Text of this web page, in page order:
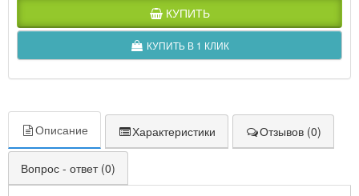
КУПИТЬ
КУПИТЬ В 1 КЛИК
Описание Характеристики Отзывов (0)
Вопрос - ответ (0)